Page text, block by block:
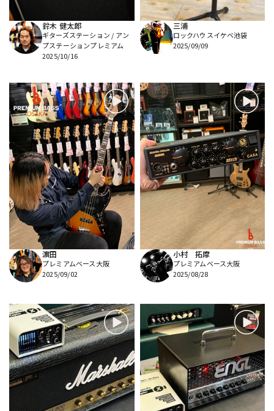
鈴木 健太郎
ギターズステーション / アン
プステーションプレミアム
2025/10/16
三浦
ロックハウスイケベ池袋
2025/09/09
濵田
プレミアムベース大阪
2025/09/02
小村 拓摩
プレミアムベース大阪
2025/08/28